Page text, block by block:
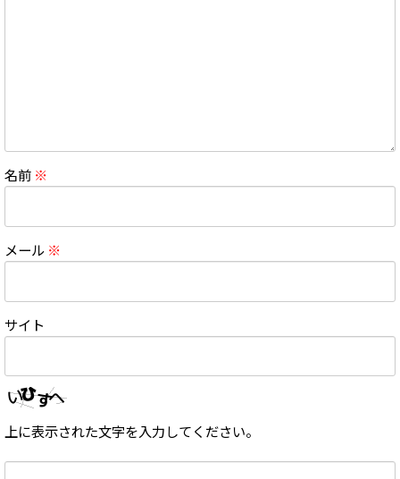
名前 ※
メール ※
サイト
上に表示された文字を入力してください。